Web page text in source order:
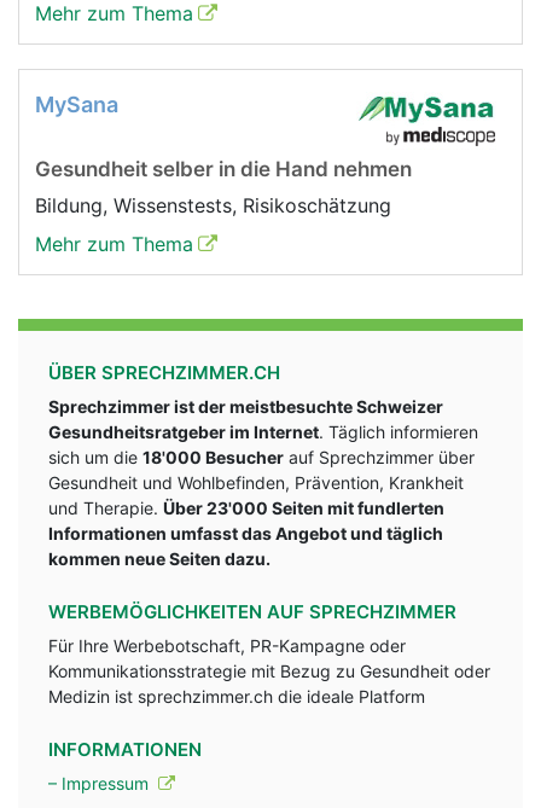
Mehr zum Thema
MySana
Gesundheit selber in die Hand nehmen
Bildung, Wissenstests, Risikoschätzung
Mehr zum Thema
ÜBER SPRECHZIMMER.CH
Sprechzimmer ist der meistbesuchte Schweizer
Gesundheitsratgeber im Internet. Täglich informieren
sich um die 18'000 Besucher auf Sprechzimmer über
Gesundheit und Wohlbefinden, Prävention, Krankheit
und Therapie. Über 23'000 Seiten mit fundlerten
Informationen umfasst das Angebot und täglich
kommen neue Seiten dazu.
WERBEMÖGLICHKEITEN AUF SPRECHZIMMER
Für Ihre Werbebotschaft, PR-Kampagne oder
Kommunikationsstrategie mit Bezug zu Gesundheit oder
Medizin ist sprechzimmer.ch die ideale Platform
INFORMATIONEN
– Impressum